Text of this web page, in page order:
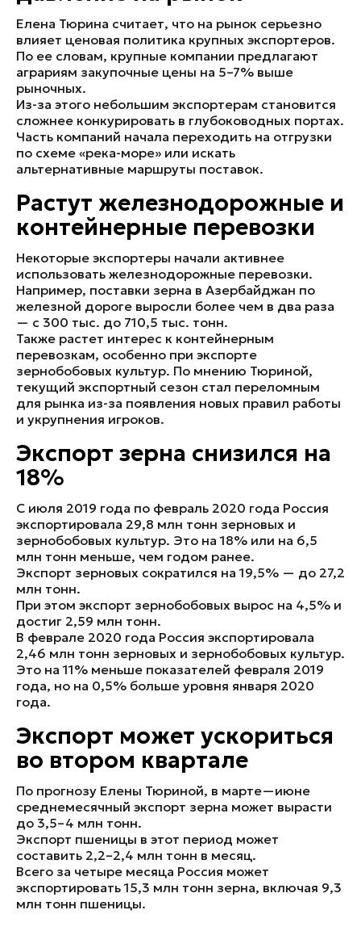
Елена Тюрина считает, что на рынок серьезно
влияет ценовая политика крупных экспортеров.
По ее словам, крупные компании предлагают
аграриям закупочные цены на 5–7% выше
рыночных.
Из-за этого небольшим экспортерам становится
сложнее конкурировать в глубоководных портах.
Часть компаний начала переходить на отгрузки
по схеме «река-море» или искать
альтернативные маршруты поставок.
Растут железнодорожные и
контейнерные перевозки
Некоторые экспортеры начали активнее
использовать железнодорожные перевозки.
Например, поставки зерна в Азербайджан по
железной дороге выросли более чем в два раза
— с 300 тыс. до 710,5 тыс. тонн.
Также растет интерес к контейнерным
перевозкам, особенно при экспорте
зернобобовых культур. По мнению Тюриной,
текущий экспортный сезон стал переломным
для рынка из-за появления новых правил работы
и укрупнения игроков.
Экспорт зерна снизился на
18%
С июля 2019 года по февраль 2020 года Россия
экспортировала 29,8 млн тонн зерновых и
зернобобовых культур. Это на 18% или на 6,5
млн тонн меньше, чем годом ранее.
Экспорт зерновых сократился на 19,5% — до 27,2
млн тонн.
При этом экспорт зернобобовых вырос на 4,5% и
достиг 2,59 млн тонн.
В феврале 2020 года Россия экспортировала
2,46 млн тонн зерновых и зернобобовых культур.
Это на 11% меньше показателей февраля 2019
года, но на 0,5% больше уровня января 2020
года.
Экспорт может ускориться
во втором квартале
По прогнозу Елены Тюриной, в марте—июне
среднемесячный экспорт зерна может вырасти
до 3,5–4 млн тонн.
Экспорт пшеницы в этот период может
составить 2,2–2,4 млн тонн в месяц.
Всего за четыре месяца Россия может
экспортировать 15,3 млн тонн зерна, включая 9,3
млн тонн пшеницы.